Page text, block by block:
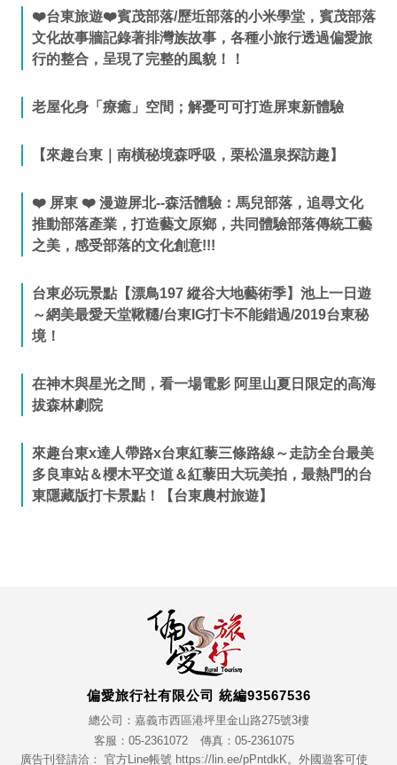
❤️台東旅遊❤️賓茂部落/歷坵部落的小米學堂，賓茂部落
文化故事牆記錄著排灣族故事，各種小旅行透過偏愛旅
行的整合，呈現了完整的風貌！！
老屋化身「療癒」空間；解憂可可打造屏東新體驗
【來趣台東｜南橫秘境森呼吸，栗松溫泉探訪趣】
❤️ 屏東 ❤️ 漫遊屏北--森活體驗：馬兒部落，追尋文化
推動部落產業，打造藝文原鄉，共同體驗部落傳統工藝
之美，感受部落的文化創意!!!
台東必玩景點【漂鳥197 縱谷大地藝術季】池上一日遊
～網美最愛天堂鞦韆/台東IG打卡不能錯過/2019台東秘
境！
在神木與星光之間，看一場電影 阿里山夏日限定的高海
拔森林劇院
來趣台東x達人帶路x台東紅藜三條路線～走訪全台最美
多良車站＆櫻木平交道＆紅藜田大玩美拍，最熱門的台
東隱藏版打卡景點！【台東農村旅遊】
偏愛旅行社有限公司 統編93567536
總公司：嘉義市西區港坪里金山路275號3樓
客服：05-2361072
傳真：05-2361075
廣告刊登請洽： 官方Line帳號 https://lin.ee/pPntdkK。外國遊客可使